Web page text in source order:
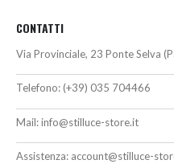
CONTATTI
Via Provinciale, 23 Ponte Selva
Telefono: (+39) 035 704466
Mail:info@stilluce-store.it
Assistenza: account@stilluce-